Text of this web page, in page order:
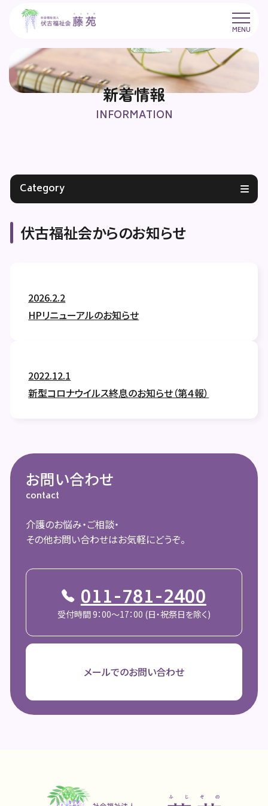
新着情報
INFORMATION
Category
伏古福祉会からのお知らせ
2026.2.2
HPリニューアルのお知らせ
2022.12.1
新型コロナウイルス終息のお知らせ（第４報）
お問い合わせ
contact
介護のお悩み・ご相談・
その他お問い合わせはお気軽にどうぞ。
011-781-2400
受付時間 9：00～17：00 (日・祝祭日を除く)
メールでのお問い合わせ
メニ
MENU